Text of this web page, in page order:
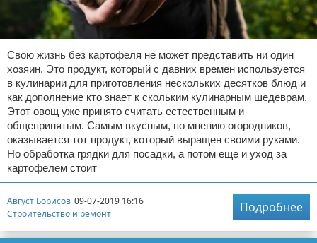
Свою жизнь без картофеля не может представить ни один
хозяин. Это продукт, который с давних времен используется
в кулинарии для приготовления нескольких десятков блюд и
как дополнение кто знает к скольким кулинарным шедеврам.
Этот овощ уже принято считать естественным и
общепринятым. Самым вкусным, по мнению огородников,
оказывается тот продукт, который выращен своими руками.
Но обработка грядки для посадки, а потом еще и уход за
картофелем стоит
Август Борисов 09-07-2019 16:16
Строительство и ремонт
Подробнее